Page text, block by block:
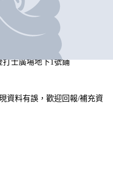
打士廣場地下1號鋪
資料有誤，歡迎回報/補充資